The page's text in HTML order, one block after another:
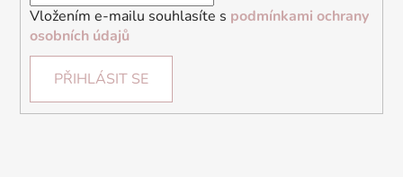
Vložením e-mailu souhlasíte s podmínkami ochrany
osobních údajů
PŘIHLÁSIT SE